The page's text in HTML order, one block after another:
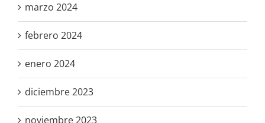
marzo 2024
febrero 2024
enero 2024
diciembre 2023
noviembre 2023